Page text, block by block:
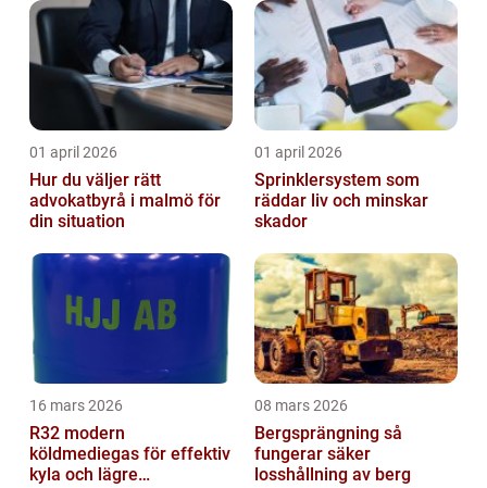
01 april 2026
Hur du väljer rätt
advokatbyrå i malmö för
din situation
01 april 2026
Sprinklersystem som
räddar liv och minskar
skador
16 mars 2026
R32 modern
köldmediegas för effektiv
kyla och lägre
08 mars 2026
Bergsprängning så
fungerar säker
losshållning av berg